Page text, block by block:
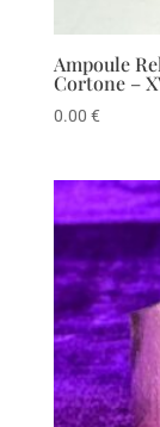
Ampoule
Cortone –
0.00 €